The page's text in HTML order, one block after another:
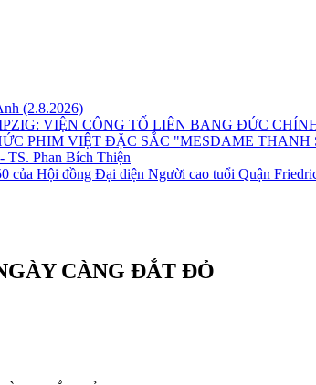
(2.8.2026)
VIỆN CÔNG TỐ LIÊN BANG ĐỨC
PHIM VIỆT ĐẶC SẮC "MESDAME THANH
TS. Phan Bích Thiện
của Hội đồng Đại diện Người cao tuổi Quận
CÀNG ĐẮT ĐỎ